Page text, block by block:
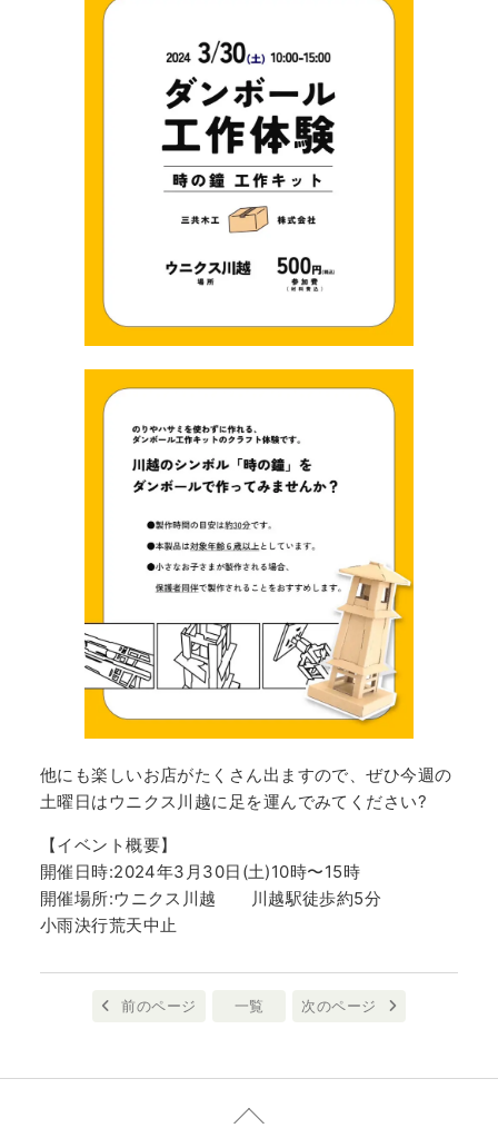
他にも楽しいお店がたくさん出ますので、ぜひ今週の
土曜日はウニクス川越に足を運んでみてください?
【イベント概要】
開催日時:2024年3月30日(土)10時〜15時
開催場所:ウニクス川越 川越駅徒歩約5分
小雨決行荒天中止
前のページ 一覧 次のページ